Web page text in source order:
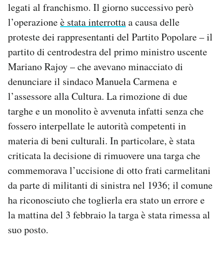
AREA PERSONALE
Area Personale
Regala il Post
Hai bisogno di aiuto?
Esci
legati al franchismo. Il giorno successivo però
l’operazioneè stata interrottaa causa delle
proteste dei rappresentanti del Partito Popolare – il
partito di centrodestra del primo ministro uscente
Mariano Rajoy – che avevano minacciato di
denunciare il sindaco Manuela Carmena e
l’assessore alla Cultura. La rimozione di due
targhe e un monolito è avvenuta infatti senza che
fossero interpellate le autorità competenti in
materia di beni culturali. In particolare, è stata
criticata la decisione di rimuovere una targa che
commemorava l’uccisione di otto frati carmelitani
da parte di militanti di sinistra nel 1936; il comune
ha riconosciuto che toglierla era stato un errore e
la mattina del 3 febbraio la targa è stata rimessa al
suo posto.